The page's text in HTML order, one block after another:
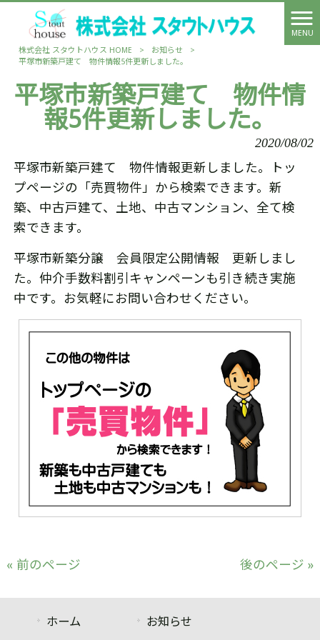
MENU
株式会社 スタウトハウス HOME
> お知らせ
>
平塚市新築戸建て 物件情報5件更新しました。
平塚市新築戸建て 物件情
報5件更新しました。
2020/08/02
平塚市新築戸建て 物件情報更新しました。トッ
プページの「売買物件」から検索できます。新
築、中古戸建て、土地、中古マンション、全て検
索できます。
平塚市新築分譲 会員限定公開情報 更新しまし
た。仲介手数料割引キャンペーンも引き続き実施
中です。お気軽にお問い合わせください。
« 前のページ 後のページ »
ホーム お知らせ